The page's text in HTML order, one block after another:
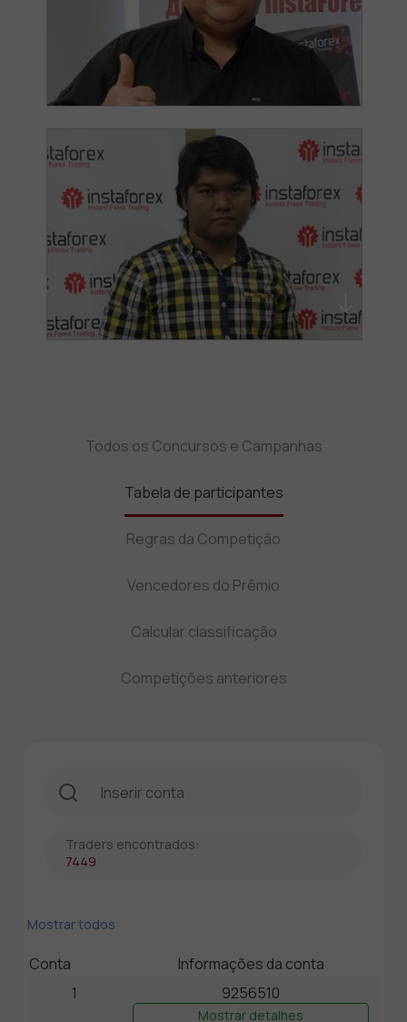
Todos os Concursos e Campanhas
Tabela de participantes
Regras da Competição
Vencedores do Prêmio
Calcular classificação
Competições anteriores
Traders encontrados:
7449
Mostrar todos
Conta
Informações da conta
1
9256510
Mostrar detalhes